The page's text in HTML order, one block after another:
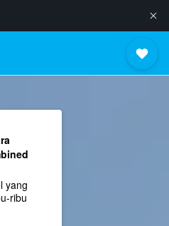
yang
ribu